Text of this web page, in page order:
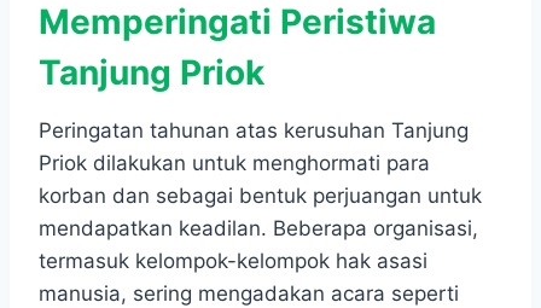
Memperingati Peristiwa
Tanjung Priok
Peringatan tahunan atas kerusuhan Tanjung
Priok dilakukan untuk menghormati para
korban dan sebagai bentuk perjuangan untuk
mendapatkan keadilan. Beberapa organisasi,
termasuk kelompok-kelompok hak asasi
manusia, sering mengadakan acara seperti